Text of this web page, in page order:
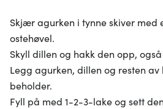
Skjær agurken i tynne skiver med
ostehøvel.
Skyll dillen og hakk den opp,
Legg agurken, dillen og resten
beholder.
Fyll på med 1-2-3-lake og sett